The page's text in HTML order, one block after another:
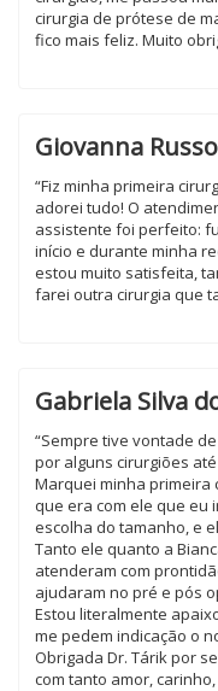
cirurgia de prótese de
fico mais feliz. Muito
Giovanna
“Fiz minha primeira
adorei tudo! O
assistente foi perfeito:
início e durante minha
estou muito satisfeita,
farei outra cirurgia que
Gabriela Silva
“Sempre tive vontade
por alguns cirurgiões
Marquei minha primeira
que era com ele que eu
escolha do tamanho, e
Tanto ele quanto a
atenderam com
ajudaram no pré e pós
Estou literalmente
me pedem indicação o
Obrigada Dr. Tárik por
com tanto amor,